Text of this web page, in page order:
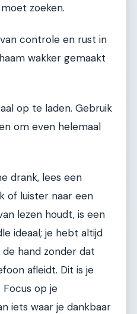
zoeken.
controle en rust in
wakker gemaakt
op te laden. Gebruik
om even helemaal
drank, lees een
of luister naar een
lezen houdt, is een
ideaal; je hebt altijd
hand zonder dat
afleidt. Dit is je
op je
iets waar je dankbaar